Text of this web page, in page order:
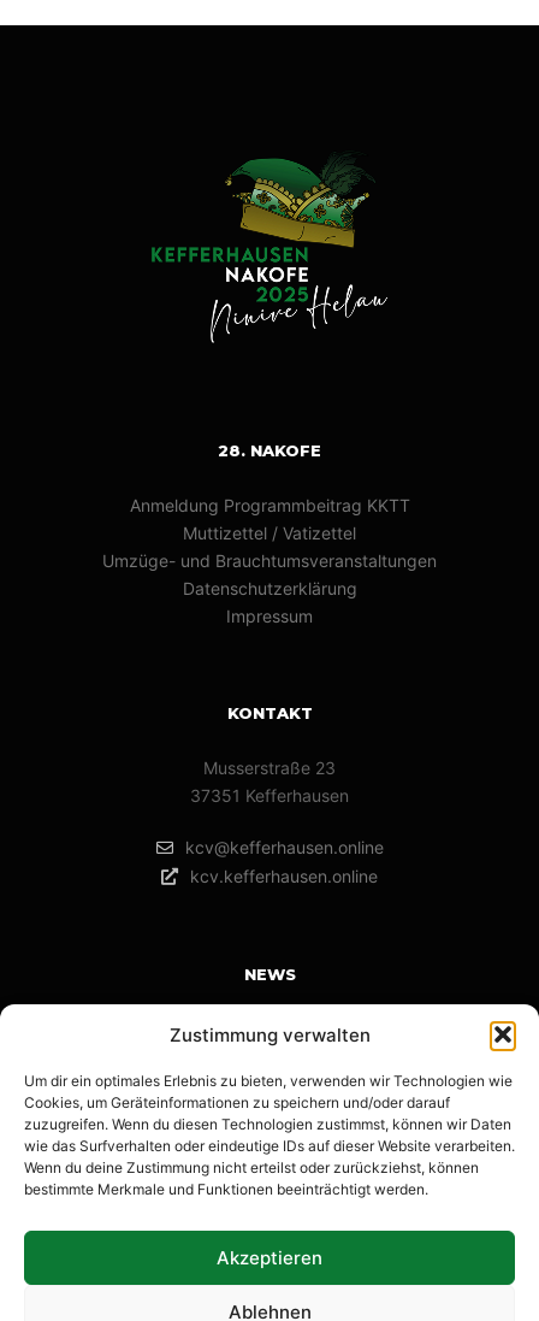
Zustimmung verwalten
Um dir ein optimales Erlebnis zu bieten, verwenden wir Technologien wie
Cookies, um Geräteinformationen zu speichern und/oder darauf
zuzugreifen. Wenn du diesen Technologien zustimmst, können wir Daten
wie das Surfverhalten oder eindeutige IDs auf dieser Website verarbeiten.
Wenn du deine Zustimmung nicht erteilst oder zurückziehst, können
bestimmte Merkmale und Funktionen beeinträchtigt werden.
Akzeptieren
Ablehnen
28. NAKOFE
Anmeldung Programmbeitrag KKTT
Muttizettel / Vatizettel
Umzüge- und Brauchtumsveranstaltungen
Datenschutzerklärung
Impressum
KONTAKT
Musserstraße 23
37351 Kefferhausen
kcv@kefferhausen.online
kcv.kefferhausen.online
NEWS
Karnevalswochenende in Kefferhausen | Save the Date |
12. Januar 2026
Anmeldung KKTT
22. Dezember 2025
Wow Kefferhausen! Krass Kefferhausen!